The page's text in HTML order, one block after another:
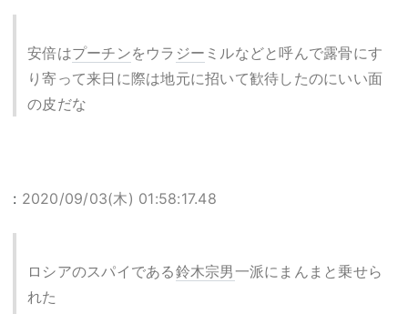
安倍はプーチンをウラ ジー ミルなどと呼んで露骨にす
り寄って来日に際は地元に招いて歓待したのにいい面
の皮だな
: 2020/09/03(木) 01:58:17.48
ロシアのスパイである鈴木宗男一派にまんまと乗せら
れた